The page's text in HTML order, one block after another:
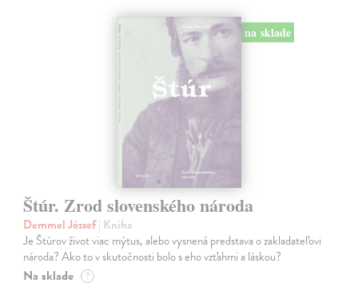
na sklade
Štúr. Zrod slovenského národa
Demmel József| Kniha
Je Štúrov život viac mýtus, alebo vysnená predstava o zakladateľovi
národa? Ako to v skutočnosti bolo s eho vzťahmi a láskou?
Na sklade ?